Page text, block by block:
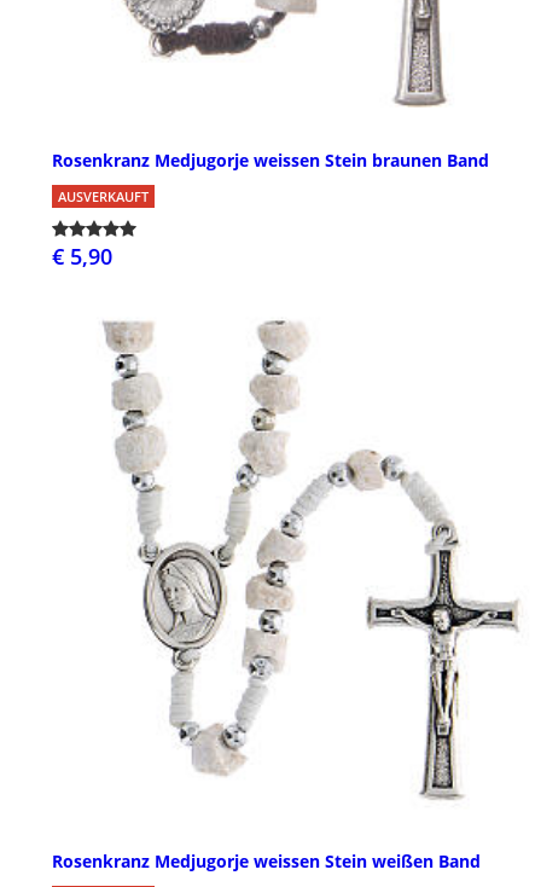
Rosenkranz Medjugorje weissen Stein braunen Band
AUSVERKAUFT
€ 5,90
Rosenkranz Medjugorje weissen Stein weißen Band